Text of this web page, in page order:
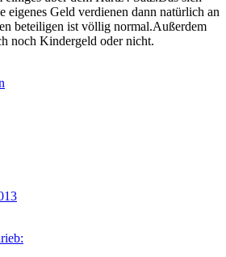
eigenes Geld verdienen dann natürlich an
beteiligen ist völlig normal.Außerdem
noch Kindergeld oder nicht.